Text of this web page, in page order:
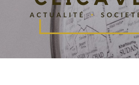
CLICAVENUE
Blog société